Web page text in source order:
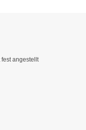
angestellt